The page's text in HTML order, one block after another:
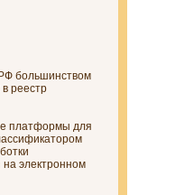
большинством
реестр
платформы для
электронном